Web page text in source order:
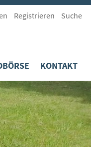
Registrieren Suche
KONTAKT